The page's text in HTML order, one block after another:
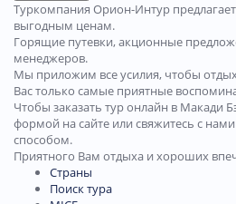
Туркомпания Орион-Интур
выгодным ценам.
Горящие путевки, акционные
менеджеров.
Мы приложим все усилия, чтобы
Вас только самые приятные
Чтобы заказать тур онлайн в Макади
формой на сайте или свяжитесь с
способом.
Приятного Вам отдыха и хороших
Страны
Поиск тура